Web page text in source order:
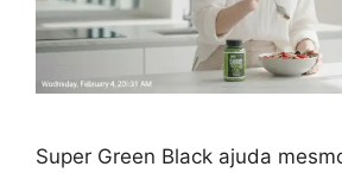
Super Green Black ajuda